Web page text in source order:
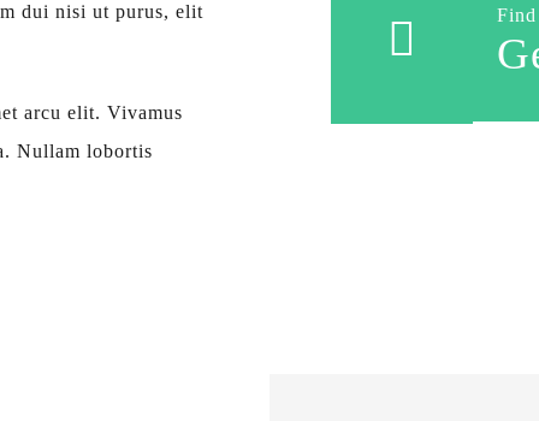
dui nisi ut purus, elit
arcu elit. Vivamus
Nullam lobortis